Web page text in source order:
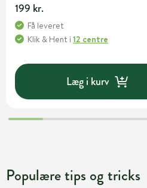
199 kr.
Få leveret
Klik & Hent i 12 centre
Læg i kurv
Populære tips og tricks